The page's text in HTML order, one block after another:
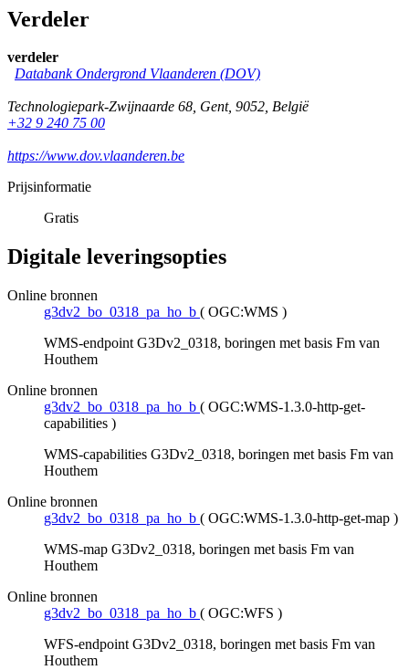
Verdeler
verdeler
Databank Ondergrond Vlaanderen (DOV)
Technologiepark-Zwijnaarde 68, Gent, 9052, België
+32 9 240 75 00
https://www.dov.vlaanderen.be
Prijsinformatie
Gratis
Digitale leveringsopties
Online bronnen
g3dv2_bo_0318_pa_ho_b ( OGC:WMS )
WMS-endpoint G3Dv2_0318, boringen met basis Fm van
Houthem
Online bronnen
g3dv2_bo_0318_pa_ho_b ( OGC:WMS-1.3.0-http-get-
capabilities )
WMS-capabilities G3Dv2_0318, boringen met basis Fm van
Houthem
Online bronnen
g3dv2_bo_0318_pa_ho_b ( OGC:WMS-1.3.0-http-get-map )
WMS-map G3Dv2_0318, boringen met basis Fm van
Houthem
Online bronnen
g3dv2_bo_0318_pa_ho_b ( OGC:WFS )
WFS-endpoint G3Dv2_0318, boringen met basis Fm van
Houthem